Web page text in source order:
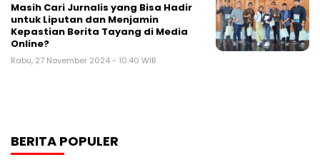
Masih Cari Jurnalis yang Bisa Hadir
untuk Liputan dan Menjamin
Kepastian Berita Tayang di Media
Online?
Rabu, 27 November 2024 - 10:40 WIB
BERITA POPULER